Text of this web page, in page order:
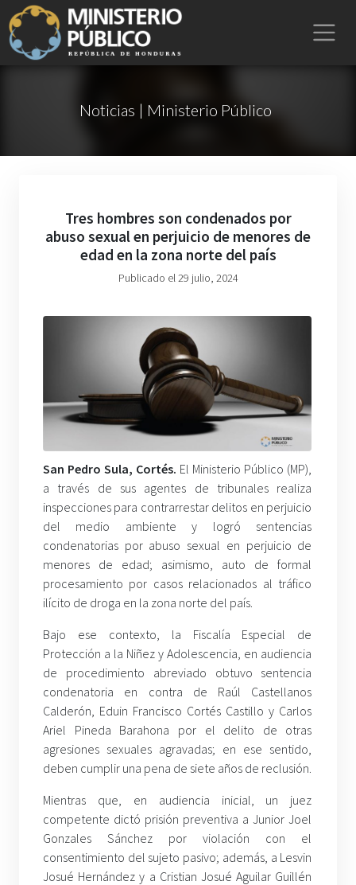
Noticias | Ministerio Público
Tres hombres son condenados por
abuso sexual en perjuicio de menores de
edad en la zona norte del país
Publicado el 29 julio, 2024
San Pedro Sula, Cortés. El Ministerio Público (MP),
a través de sus agentes de tribunales realiza
inspecciones para contrarrestar delitos en perjuicio
del medio ambiente y logró sentencias
condenatorias por abuso sexual en perjuicio de
menores de edad; asimismo, auto de formal
procesamiento por casos relacionados al tráfico
ilícito de droga en la zona norte del país.
Bajo ese contexto, la Fiscalía Especial de
Protección a la Niñez y Adolescencia, en audiencia
de procedimiento abreviado obtuvo sentencia
condenatoria en contra de Raúl Castellanos
Calderón, Eduin Francisco Cortés Castillo y Carlos
Ariel Pineda Barahona por el delito de otras
agresiones sexuales agravadas; en ese sentido,
deben cumplir una pena de siete años de reclusión.
Mientras que, en audiencia inicial, un juez
competente dictó prisión preventiva a Junior Joel
Gonzales Sánchez por violación con el
consentimiento del sujeto pasivo; además, a Lesvin
Josué Hernández y a Cristian Josué Aguilar Guillén